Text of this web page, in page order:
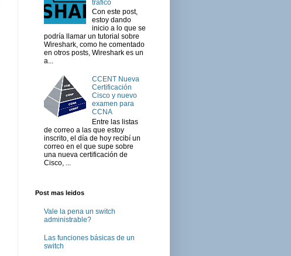
trafico
Con este post,
estoy dando
inicio a lo que se
podría llamar un tutorial sobre
Wireshark, como he comentado
en otros posts, Wireshark es un
a...
CCENT Nueva
Certificación
Cisco y nuevo
examen para
CCNA
Entre las listas
de correo a las que estoy
inscrito, el día de hoy recibí un
correo en el que supe sobre
una nueva certificación de
Cisco, ...
Post mas leidos
Vale la pena un switch
administrable?
Las funciones básicas de un
switch